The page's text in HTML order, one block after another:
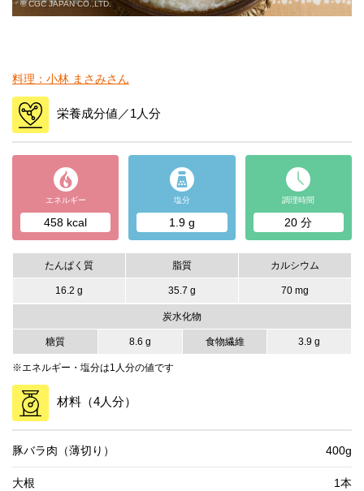
© CGC JAPAN CO.,LTD.
料理：小林 まさみさん
栄養成分値／1人分
エネルギー
458 kcal
塩分
1.9 g
調理時間
20 分
たんぱく質 脂質 カルシウム
16.2 g 35.7 g 70 mg
炭水化物
糖質 8.6 g 食物繊維 3.9 g
※エネルギー・塩分は1人分の値です
材料（4人分）
豚バラ肉（薄切り） 400g
大根 1本